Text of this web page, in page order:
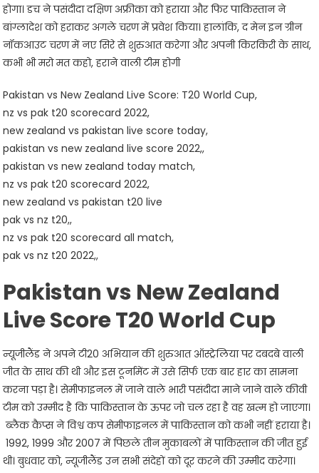
होगा। डच ने पसंदीदा दक्षिण अफ्रीका को हराया और फिर पाकिस्तान ने
बांग्लादेश को हराकर अगले चरण में प्रवेश किया। हालांकि, द मेन इन ग्रीन
नॉकआउट चरण में नए सिरे से शुरुआत करेगा और अपनी किरकिरी के साथ,
कभी भी मरो मत कहो, हराने वाली टीम होगी
Pakistan vs New Zealand Live Score: T20 World Cup,
nz vs pak t20 scorecard 2022,
new zealand vs pakistan live score today,
pakistan vs new zealand live score 2022,,
pakistan vs new zealand today match,
nz vs pak t20 scorecard 2022,
new zealand vs pakistan t20 live
pak vs nz t20,,
nz vs pak t20 scorecard all match,
pak vs nz t20 2022,,
Pakistan vs New Zealand
Live Score T20 World Cup
न्यूजीलैंड ने अपने टी20 अभियान की शुरुआत ऑस्ट्रेलिया पर दबदबे वाली
जीत के साथ की थी और इस टूर्नामेंट में उसे सिर्फ एक बार हार का सामना
करना पड़ा है। सेमीफाइनल में जाने वाले भारी पसंदीदा माने जाने वाले कीवी
टीम को उम्मीद है कि पाकिस्तान के ऊपर जो चल रहा है वह खत्म हो जाएगा।
ब्लैक कैप्स ने विश्व कप सेमीफाइनल में पाकिस्तान को कभी नहीं हराया है।
1992, 1999 और 2007 में पिछले तीन मुकाबलों में पाकिस्तान की जीत हुई
थी। बुधवार को, न्यूजीलैंड उन सभी संदेहों को दूर करने की उम्मीद करेगा।